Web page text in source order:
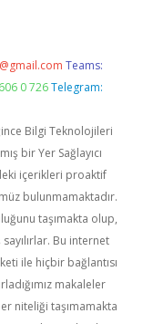
Teams:
0 726 Telegram:
Bilgi Teknolojileri
bir Yer Sağlayıcı
içerikleri proaktif
bulunmamaktadır.
taşımakta olup,
Bu internet
ile hiçbir bağlantısı
makaleler
niteliği taşımamakta